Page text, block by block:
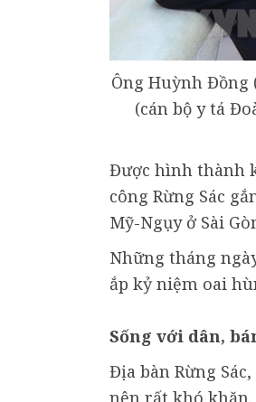
Ông Huỳnh
(cán bộ y tá
Được hình thành
công Rừng Sác
Mỹ-Ngụy ở Sài
Những tháng
ắp kỷ niệm oai
Sống với dân,
Địa bàn Rừng